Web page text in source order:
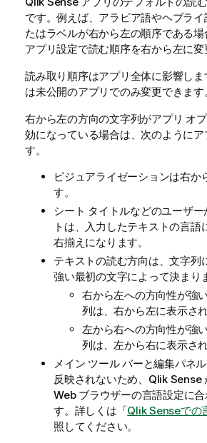
です。例えば、アラビア語やヘブライ
たはラベルが右から左の順序である
アプリ設定で読む順序を右から左に変
読み取り順序はアプリ全体に影響しま
は未公開のアプリでのみ変更できます。
右から左の方向の文字列がアプリ オ
効になっている場合は、次のようにア
す。
ビジュアライゼーションは右か
す。
シート タイトルなどのユーザ
トは、入力したテキストの言語
右揃えになります。
テキストの読む方向は、文字列
強い最初の文字によって決まり
右から左への方向性が強
列は、右から左に表示され
左から右への方向性が強
列は、左から右に表示され
メイン ツール バーと編集パネ
反映されないため、 Qlik Sense
Web ブラウザーの言語設定に
す。 詳しくは「Qlik Senseでの
照してください。